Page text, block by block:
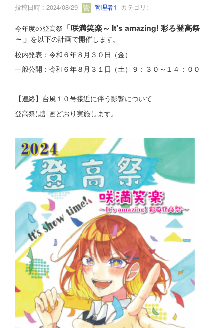
投稿日時 : 2024/08/29 管理者1 カテゴリ:
今年度の登高祭 「咲満笑楽～ It's amazing! 彩る登高祭
～」 を以下の計画で開催します。
校内発表：令和６年８月３０日（金）
一般公開：令和６年８月３１日（土）９：３０～１４：００
【連絡】台風１０号接近に伴う影響について
登高祭は計画どおり実施します。